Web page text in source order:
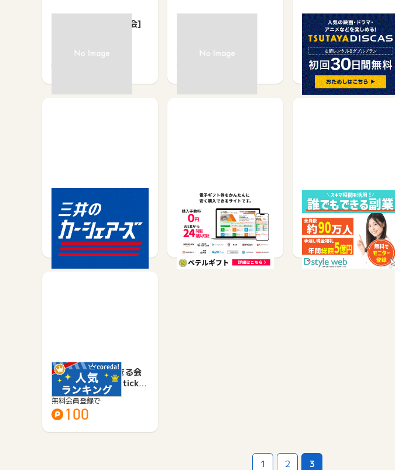
パルシステム[新規入会]
無料会員登録で 無料会員登録で
TSUTAYA DISCAS【定
額8ダブル】
無料会員登録で
900
【無料会員登録】
無料会員登録で
365
電子ギフト券売買【ベテ
ルギフト】
無料会員登録で
70
アンケートモニター募集
【D style web】
無料会員登録で
110
割引特典を利用できる会
員制サービス【skyticket
プ…
無料会員登録で
100
1 2 3